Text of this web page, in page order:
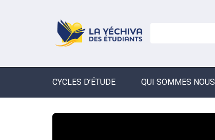
CYCLES D’ÉTUDE QUI SOMMES NOUS